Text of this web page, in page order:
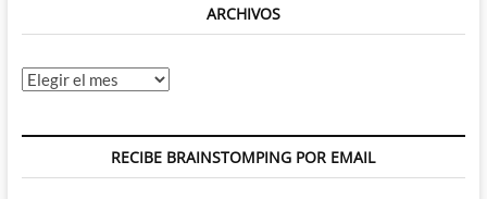
ARCHIVOS
Archivos
RECIBE BRAINSTOMPING POR EMAIL